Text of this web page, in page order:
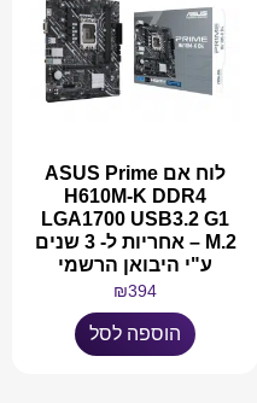
לוח אם ASUS Prime
H610M-K DDR4
LGA1700 USB3.2 G1
M.2 – אחריות ל- 3 שנים
ע"י היבואן הרשמי
₪394
הוספה לסל